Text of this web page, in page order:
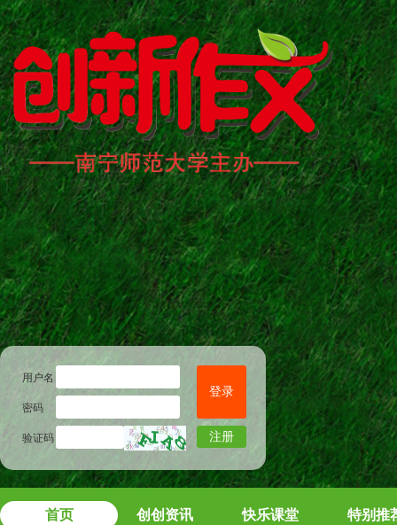
用户名
密码
验证码
登录
注册
首页 创创资讯 快乐课堂 特别推